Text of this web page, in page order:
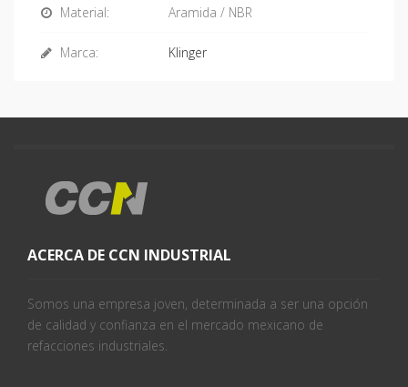
Material: Aramida / NBR
Marca: Klinger
ACERCA DE CCN INDUSTRIAL
Somos una empresa joven, determinada a ser una opción
de calidad y confianza en el mercado mexicano de
refacciones industriales.